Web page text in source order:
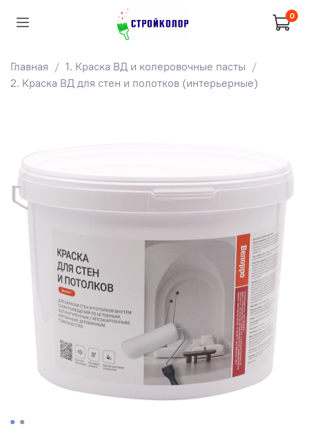
0
Главная
1. Краска ВД и колеровочные пасты
2. Краска ВД для стен и полотков (интерьерные)